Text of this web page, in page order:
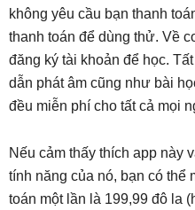
không yêu cầu bạn thanh
thanh toán để dùng thử. Về
đăng ký tài khoản để học.
dẫn phát âm cũng như bài
đều miễn phí cho tất cả mọi
Nếu cảm thấy thích app này
tính năng của nó, bạn có thể
toán một lần là 199,99 đô la